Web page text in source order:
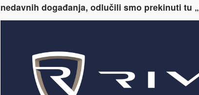
nedavnih događanja, odlučili smo prekinuti tu